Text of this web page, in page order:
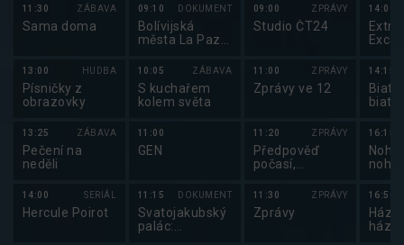
zprávy,
Události v
regionech plus
11:30 ZÁBAVA
Sama doma
13:00 HUDBA
Písničky z
obrazovky
13:25 ZÁBAVA
Pečení na
neděli
14:00 SERIÁL
Hercule Poirot
09:10 DOKUMENT
Bolívijská
města La Paz a
10:05 ZÁBAVA
S kuchařem
kolem světa
11:00
GEN
11:15 DOKUMENT
Svatojakubský
palác:
09:00 ZPRÁVY
Studio ČT24
11:00 ZPRÁVY
Zprávy ve 12
11:20 ZPRÁVY
Předpověď
počasí,
zprávy
11:30 ZPRÁVY
Zprávy
2025
14:00
14:15
16:15
16:50